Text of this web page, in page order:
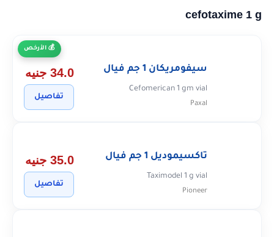
cefotaxime 1 g
الأرخص
سيفومريكان 1 جم فيال
Cefomerican 1 gm vial
Paxal
34.0 جنيه
تفاصيل
تاكسيموديل 1 جم فيال
Taximodel 1 g vial
Pioneer
35.0 جنيه
تفاصيل